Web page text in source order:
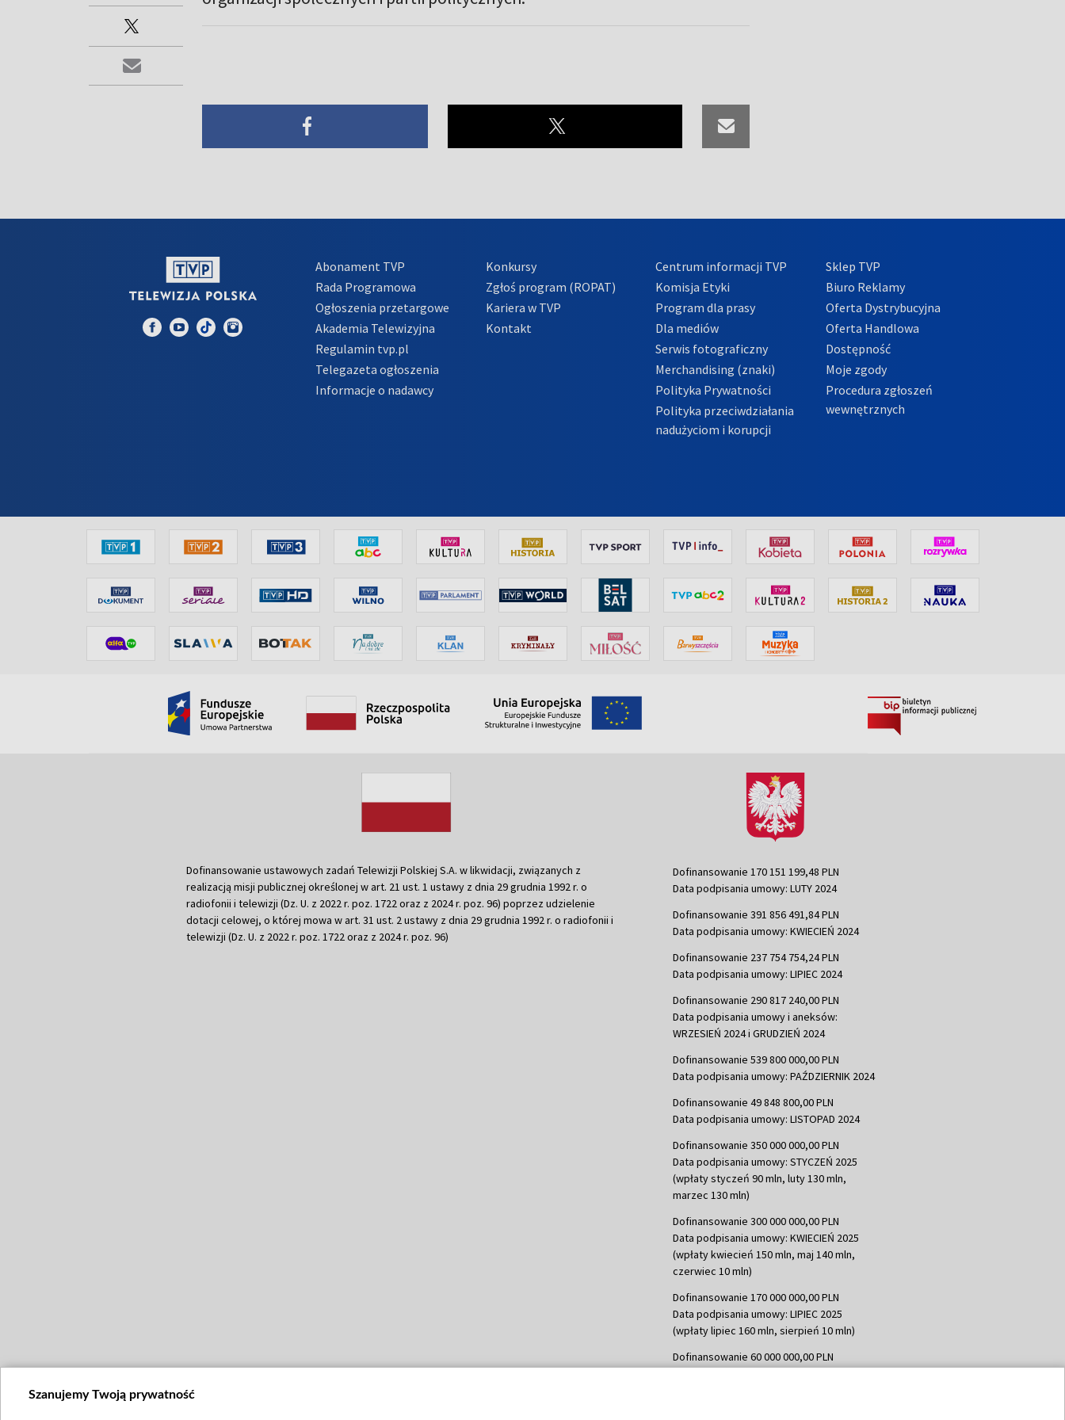
Abonament TVP
Rada Programowa
Ogłoszenia przetargowe
Akademia Telewizyjna
Regulamin tvp.pl
Telegazeta ogłoszenia
Informacje o nadawcy
Konkursy
Zgłoś program (ROPAT)
Kariera w TVP
Kontakt
Centrum informacji TVP
Komisja Etyki
Program dla prasy
Dla mediów
Serwis fotograficzny
Merchandising (znaki)
Polityka Prywatności
Polityka przeciwdziałania
nadużyciom i korupcji
Sklep TVP
Biuro Reklamy
Oferta Dystrybucyjna
Oferta Handlowa
Dostępność
Moje zgody
Procedura zgłoszeń
wewnętrznych
Dofinansowanie ustawowych zadań Telewizji Polskiej S.A. w likwidacji, związanych z
realizacją misji publicznej określonej w art. 21 ust. 1 ustawy z dnia 29 grudnia 1992 r. o
radiofonii i telewizji (Dz. U. z 2022 r. poz. 1722 oraz z 2024 r. poz. 96) poprzez udzielenie
dotacji celowej, o której mowa w art. 31 ust. 2 ustawy z dnia 29 grudnia 1992 r. o radiofonii i
telewizji (Dz. U. z 2022 r. poz. 1722 oraz z 2024 r. poz. 96)
Dofinansowanie 170 151 199,48 PLN
Data podpisania umowy: LUTY 2024
Dofinansowanie 391 856 491,84 PLN
Data podpisania umowy: KWIECIEŃ 2024
Dofinansowanie 237 754 754,24 PLN
Data podpisania umowy: LIPIEC 2024
Dofinansowanie 290 817 240,00 PLN
Data podpisania umowy i aneksów:
WRZESIEŃ 2024 i GRUDZIEŃ 2024
Dofinansowanie 539 800 000,00 PLN
Data podpisania umowy: PAŹDZIERNIK 2024
Dofinansowanie 49 848 800,00 PLN
Data podpisania umowy: LISTOPAD 2024
Dofinansowanie 350 000 000,00 PLN
Data podpisania umowy: STYCZEŃ 2025
(wpłaty styczeń 90 mln, luty 130 mln,
marzec 130 mln)
Dofinansowanie 300 000 000,00 PLN
Data podpisania umowy: KWIECIEŃ 2025
(wpłaty kwiecień 150 mln, maj 140 mln,
czerwiec 10 mln)
Dofinansowanie 170 000 000,00 PLN
Data podpisania umowy: LIPIEC 2025
(wpłaty lipiec 160 mln, sierpień 10 mln)
Dofinansowanie 60 000 000,00 PLN
Szanujemy Twoją prywatność